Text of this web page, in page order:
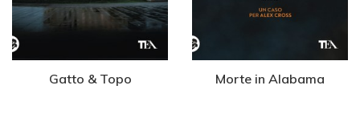
Gatto & Topo Morte in Alabama